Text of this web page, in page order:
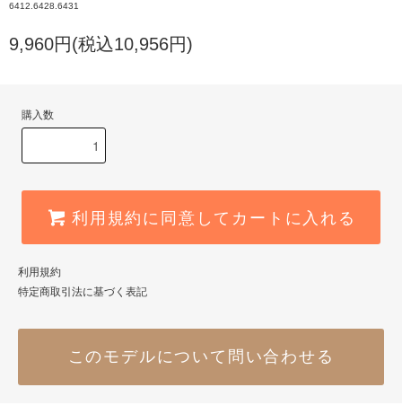
6412.6428.6431
9,960円(税込10,956円)
購入数
利用規約に同意してカートに入れる
利用規約
特定商取引法に基づく表記
このモデルについて問い合わせる